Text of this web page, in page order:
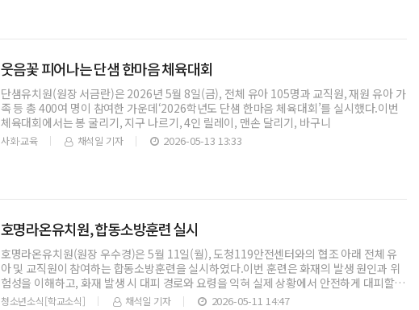
웃음꽃 피어나는 단샘 한마음 체육대회
단샘유치원(원장 서금란)은 2026년 5월 8일(금), 전체 유아 105명과 교직원, 재원 유아 가
족 등 총 400여 명이 참여한 가운데‘2026학년도 단샘 한마음 체육대회’를 실시했다.이번
체육대회에서는 봉 굴리기, 지구 나르기, 4인 릴레이, 맨손 달리기, 바구니
사회·교육 채석일 기자 2026-05-13 13:33
호명라온유치원, 합동소방훈련 실시
호명라온유치원(원장 우수경)은 5월 11일(월), 도청119안전센터와의 협조 아래 전체 유
아 및 교직원이 참여하는 합동소방훈련을 실시하였다.이번 훈련은 화재의 발생 원인과 위
험성을 이해하고, 화재 발생 시 대피 경로와 요령을 익혀 실제 상황에서 안전하게 대피할
수 있도
청소년소식[학교소식] 채석일 기자 2026-05-11 14:47